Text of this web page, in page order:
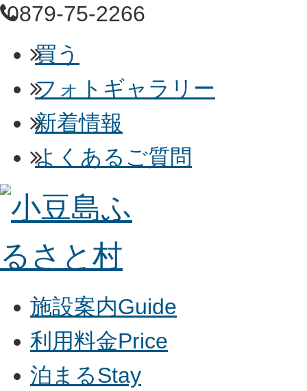
0879-75-2266
買う
フォトギャラリー
新着情報
よくあるご質問
施設案内Guide
利用料金Price
泊まるStay